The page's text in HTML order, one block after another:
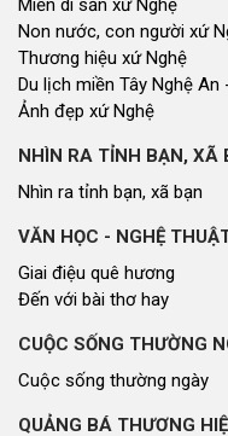
Miền di sản xứ Nghệ
Non nước, con người xứ
Thương hiệu xứ Nghệ
Du lịch miền Tây Nghệ
Ảnh đẹp xứ Nghệ
NHÌN RA TỈNH BẠN, XÃ
Nhìn ra tỉnh bạn, xã bạn
VĂN HỌC - NGHỆ
Giai điệu quê hương
Đến với bài thơ hay
CUỘC SỐNG THƯỜNG
Cuộc sống thường ngày
QUẢNG BÁ THƯƠNG